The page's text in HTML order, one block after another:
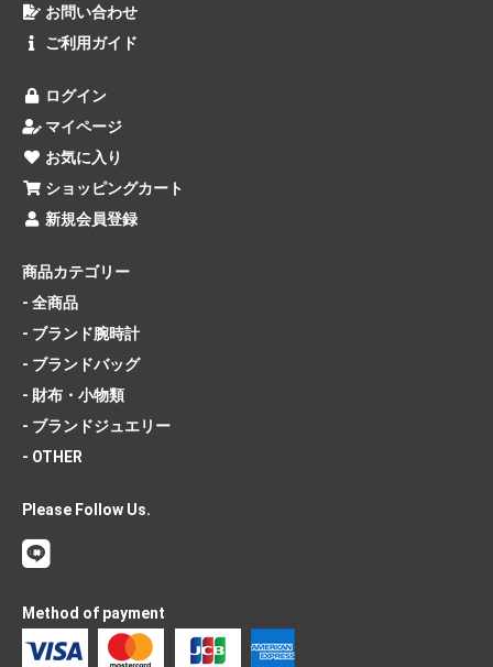
お問い合わせ
ご利用ガイド
ログイン
マイページ
お気に入り
ショッピングカート
新規会員登録
商品カテゴリー
- 全商品
- ブランド腕時計
- ブランドバッグ
- 財布・小物類
- ブランドジュエリー
- OTHER
Please Follow Us.
Method of payment